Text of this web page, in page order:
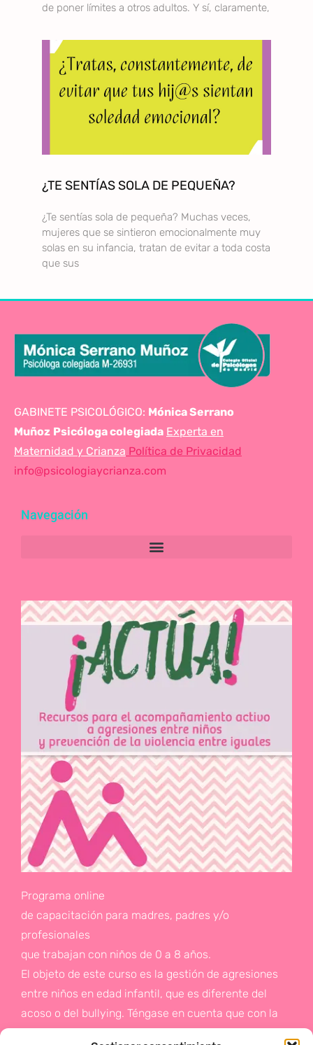
de poner límites a otros adultos. Y sí, claramente,
¿TE SENTÍAS SOLA DE PEQUEÑA?
¿Te sentías sola de pequeña? Muchas veces,
mujeres que se sintieron emocionalmente muy
solas en su infancia, tratan de evitar a toda costa
que sus
GABINETE PSICOLÓGICO: Mónica Serrano
Muñoz Psicóloga colegiada Experta en
Maternidad y Crianza Política de Privacidad
info@psicologiaycrianza.com
Navegación
Programa online
de capacitación para madres, padres y/o
profesionales
que trabajan con niños de 0 a 8 años.
El objeto de este curso es la gestión de agresiones
entre niños en edad infantil, que es diferente del
acoso o del bullying. Téngase en cuenta que con la
gestión de agresiones pretendemos sentar las bases